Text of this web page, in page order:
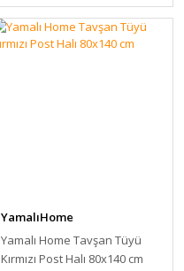
YamalıHome
Yamalı Home Tavşan Tüyü
Kırmızı Post Halı 80x140 cm